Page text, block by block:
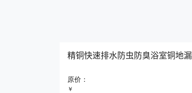
精铜快速排水防虫防臭浴室铜地漏
原价：
￥